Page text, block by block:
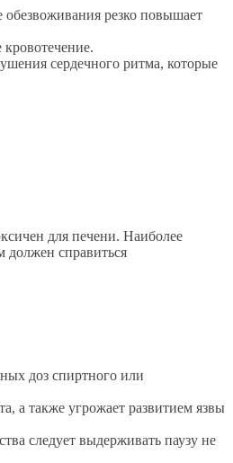
резко повышает
сердечного ритма, которые
для печени. Наиболее
справиться
доз спиртного или
а также угрожает развитием язвы
следует выдерживать паузу не